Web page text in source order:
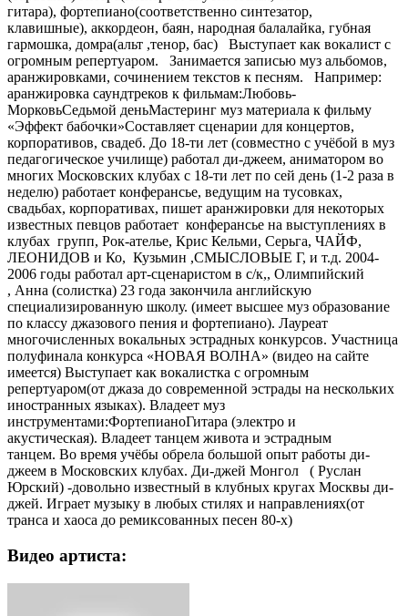
гитара), фортепиано(соответственно синтезатор,
клавишные), аккордеон, баян, народная балалайка, губная
гармошка, домра(альт ,тенор, бас) Выступает как вокалист с
огромным репертуаром. Занимается записью муз альбомов,
аранжировками, сочинением текстов к песням. Например:
аранжировка саундтреков к фильмам:Любовь-
МорковьСедьмой деньМастеринг муз материала к фильму
«Эффект бабочки»Составляет сценарии для концертов,
корпоративов, свадеб. До 18-ти лет (совместно с учёбой в муз
педагогическое училище) работал ди-джеем, аниматором во
многих Московских клубах с 18-ти лет по сей день (1-2 раза в
неделю) работает конферансье, ведущим на тусовках,
свадьбах, корпоративах, пишет аранжировки для некоторых
известных певцов работает конферансье на выступлениях в
клубах групп, Рок-ателье, Крис Кельми, Серьга, ЧАЙФ,
ЛЕОНИДОВ и Ко, Кузьмин ,СМЫСЛОВЫЕ Г, и т.д. 2004-
2006 годы работал арт-сценаристом в с/к,, Олимпийский
, Анна (солистка) 23 года закончила английскую
специализированную школу. (имеет высшее муз образование
по классу джазового пения и фортепиано). Лауреат
многочисленных вокальных эстрадных конкурсов. Участница
полуфинала конкурса «НОВАЯ ВОЛНА» (видео на сайте
имеется) Выступает как вокалистка с огромным
репертуаром(от джаза до современной эстрады на нескольких
иностранных языках). Владеет муз
инструментами:ФортепианоГитара (электро и
акустическая). Владеет танцем живота и эстрадным
танцем. Во время учёбы обрела большой опыт работы ди-
джеем в Московских клубах. Ди-джей Монгол ( Руслан
Юрский) -довольно известный в клубных кругах Москвы ди-
джей. Играет музыку в любых стилях и направлениях(от
транса и хаоса до ремиксованных песен 80-х)
Видео артиста: